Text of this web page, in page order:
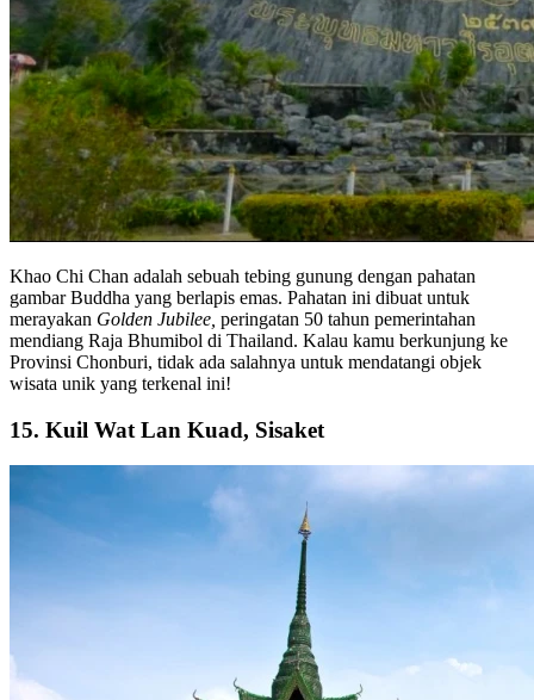
Khao Chi Chan adalah sebuah tebing gunung dengan pahatan
gambar Buddha yang berlapis emas. Pahatan ini dibuat untuk
merayakan Golden Jubilee, peringatan 50 tahun pemerintahan
mendiang Raja Bhumibol di Thailand. Kalau kamu berkunjung ke
Provinsi Chonburi, tidak ada salahnya untuk mendatangi objek
wisata unik yang terkenal ini!
15. Kuil Wat Lan Kuad, Sisaket